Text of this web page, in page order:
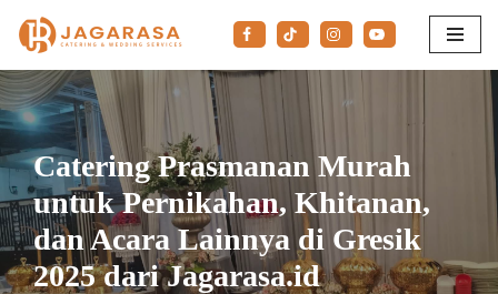
Lompat
ke
konten
Catering Prasmanan Murah
untuk Pernikahan, Khitanan,
dan Acara Lainnya di Gresik
2025 dari Jagarasa.id